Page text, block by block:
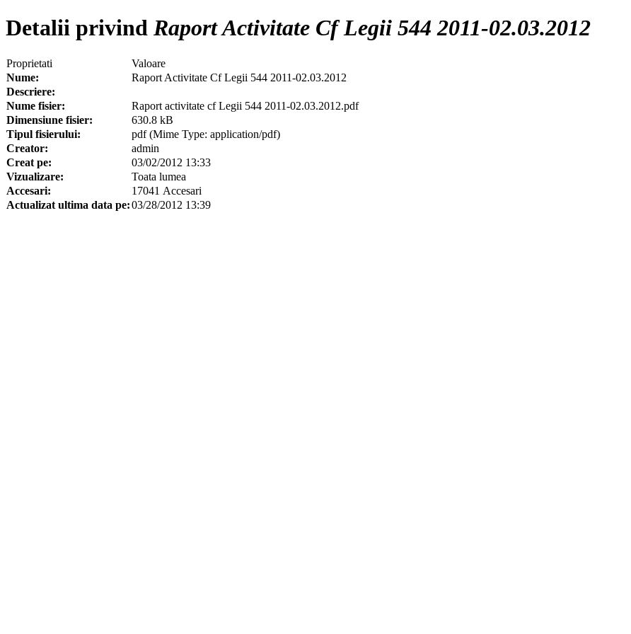
Detalii privind Raport Activitate Cf Legii 544 2011-02.03.2012
Proprietati
Valoare
Nume:
Raport Activitate Cf Legii 544 2011-02.03.2012
Descriere:
Nume fisier:
Raport activitate cf Legii 544 2011-02.03.2012.pdf
Dimensiune fisier:
630.8 kB
Tipul fisierului:
pdf (Mime Type: application/pdf)
Creator:
admin
Creat pe:
03/02/2012 13:33
Vizualizare:
Toata lumea
Accesari:
17041 Accesari
Actualizat ultima data pe:03/28/2012 13:39